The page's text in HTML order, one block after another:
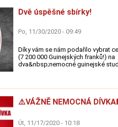
Dvě úspěšné sbírky!
Po, 11/30/2020 - 09:49
Díky vám se nám podařilo vybrat
(7 200 000 Guinejských franků!) na
dva&nbsp;nemocné guinejské
⚠️VÁŽNĚ NEMOCNÁ
Út, 11/17/2020 - 10:18